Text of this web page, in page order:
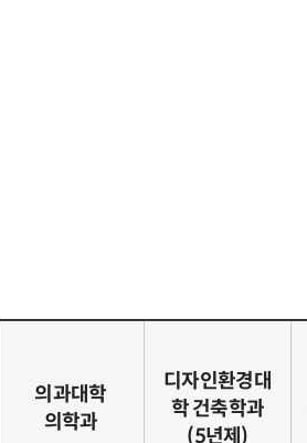
의과대학
의학과
디자인환경대
학 건축학과
(5년제)